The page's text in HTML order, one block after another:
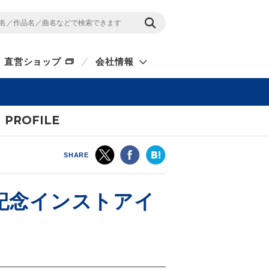
直営ショップ 会社情報
PROFILE
SHARE
インストアイ